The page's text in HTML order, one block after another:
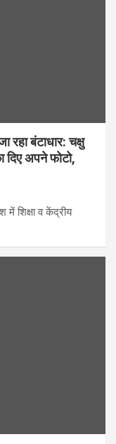
रहा बंटाधार: चक्षु
दिए अपने फोटो,
में शिक्षा व केंद्रीय